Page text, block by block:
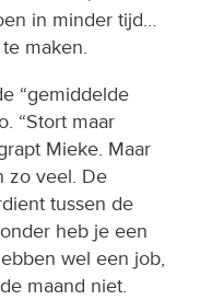
in minder tijd…
maken.
“gemiddelde
“Stort maar
Mieke. Maar
zo veel. De
tussen de
heb je een
wel een job,
maand niet.